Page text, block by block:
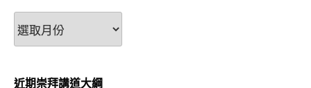
按
月
檢
近期崇拜講道大綱